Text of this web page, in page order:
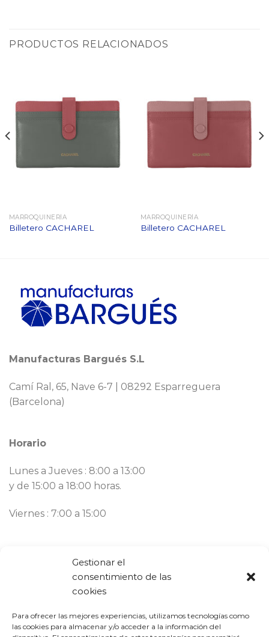
Gestionar el
consentimiento de las
cookies
Para ofrecer las mejores experiencias, utilizamos tecnologías como
las cookies para almacenar y/o acceder a la información del
PRODUCTOS RELACIONADOS
MARROQUINERÍA
Billetero CACHAREL
MARROQUINERÍA
Billetero CACHAREL
Manufacturas Bargués S.L
Camí Ral, 65, Nave 6-7 | 08292 Esparreguera
(Barcelona)
Horario
Lunes a Jueves : 8:00 a 13:00
y de 15:00 a 18:00 horas.
Viernes : 7:00 a 15:00
Llámanos ahora:93 777 82 58
bargues@mbargues.com